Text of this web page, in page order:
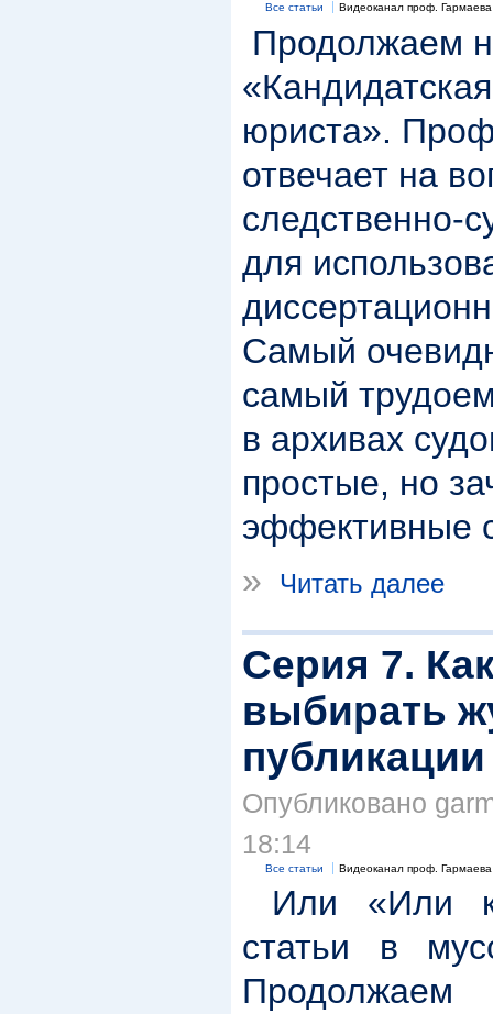
Все статьи Видеоканал проф. Гармаева
Продолжаем
юриста».
отвечает на
следственно-
для
Самый
самый
в архивах
простые, но
эффективные
»
Читать далее
Серия 7.
выбирать
публикации
Опубликовано
18:14
Все статьи Видеоканал проф. Гармаева
Или «Или
статьи в